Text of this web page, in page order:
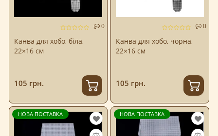
0
Канва для хобо, біла,
22×16 см
105 грн.
0
Канва для хобо, чорна,
22×16 см
105 грн.
НОВА ПОСТАВКА НОВА ПОСТАВКА